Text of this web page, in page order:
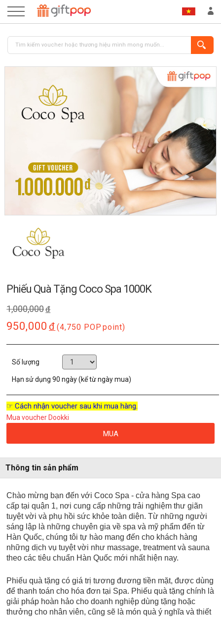
ĐĂNG KÝ
Phiếu Quà Tặng Coco Spa 1000K
1,000,000đ
950,000 đ (4,750 POP point)
Số lượng
Hạn sử dụng90 ngày (kể từ ngày mua)
☞ Cách nhận voucher sau khi mua hàng.
Mua voucher Dookki
MUA
Thông tin sản phẩm
Chào mừng bạn đến với Coco Spa - cửa hàng Spa cao
cấp tại quận 1, nơi cung cấp những trải nghiệm thư giãn
tuyệt vời và phụ hồi sức khỏe toàn diện. Từ những người
sáng lập là những chuyên gia về spa và mỹ phẩm đến từ
Hàn Quốc, chúng tôi tự hào mang đến cho khách hàng
những dịch vụ tuyệt vời như massage, treatment và sauna
theo các tiêu chuẩn Hàn Quốc mới nhất hiện nay.
Phiếu quà tặng có giá trị tương đương tiền mặt, được dùng
để thanh toán cho hóa đơn tại Spa. Phiếu quà tặng chính là
giải pháp hoàn hảo cho doanh nghiệp dùng tặng hoặc
thưởng cho nhân viên, cũng sẽ là món quà ý nghĩa và thiết